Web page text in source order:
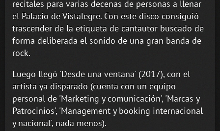
recitales para varias decenas de personas a llenar
el Palacio de Vistalegre. Con este disco consiguió
trascender de la etiqueta de cantautor buscado de
forma deliberada el sonido de una gran banda de
rock.
Luego llegó 'Desde una ventana' (2017), con el
artista ya disparado (cuenta con un equipo
personal de 'Marketing y comunicación', 'Marcas y
Patrocinios', 'Management y booking internacional
y nacional', nada menos).